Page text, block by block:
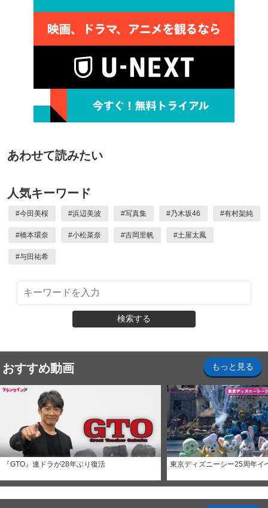
あわせて読みたい
人気キーワード
#今田美桜 #浜辺美波 #写真集 #乃木坂46 #有村架純
#橋本環奈 #小松菜奈 #吉岡里帆 #土屋太鳳
#与田祐希
検索する
おすすめ動画 もっと見る
『GTO』連ドラが28年ぶり復活 東京ディズニーシー25周年イ